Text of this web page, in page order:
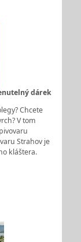
dárek
Chcete
V tom
Strahov je
kláštera.